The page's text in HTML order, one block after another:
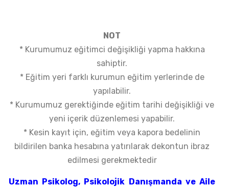
NOT
* Kurumumuz eğitimci değişikliği yapma hakkına
sahiptir.
* Eğitim yeri farklı kurumun eğitim yerlerinde de
yapılabilir.
* Kurumumuz gerektiğinde eğitim tarihi değişikliği ve
yeni içerik düzenlemesi yapabilir.
* Kesin kayıt için, eğitim veya kapora bedelinin
bildirilen banka hesabına yatırılarak dekontun ibraz
edilmesi gerekmektedir
Uzman Psikolog, Psikolojik Danışmanda ve Aile